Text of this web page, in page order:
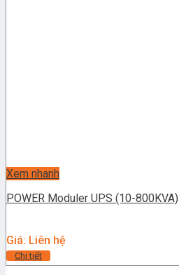
Xem nhanh
POWER Moduler UPS (10-800KVA)
Giá: Liên hệ
Chi tiết